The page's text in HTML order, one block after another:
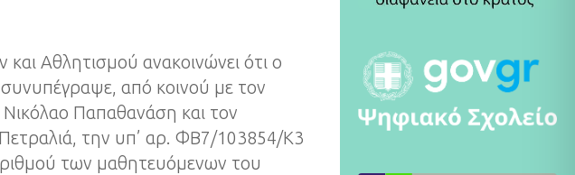
Αθλητισμού ανακοινώνει ότι ο
από κοινού με τον
Παπαθανάση και τον
την υπ’ αρ. ΦΒ7/103854/Κ3
των μαθητευόμενων του